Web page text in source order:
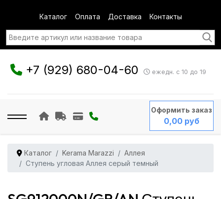
Каталог Оплата Доставка Контакты
+7 (929) 680-04-60 ежедн. с 10 до 19
Оформить заказ
0,00 руб
Каталог Kerama Marazzi
Аллея
Ступень угловая Аллея серый темный